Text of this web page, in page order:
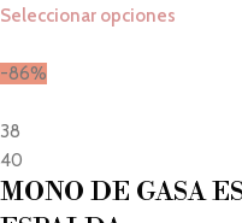
Seleccionar opciones
-86%
38
40
MONO DE GASA